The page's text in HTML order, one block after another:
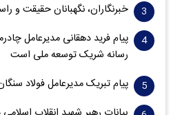
خبرنگاران، نگهبانان حقیقت و
پیام فرید دهقانی مدیرعامل
رسانه شریک توسعه ملی است
پیام تبریک مدیرعامل فولاد